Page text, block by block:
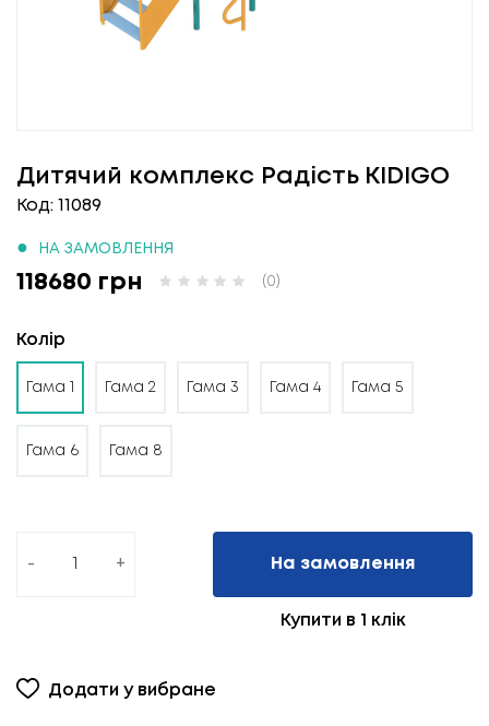
Дитячий комплекс Радість KIDIGO
Код: 11089
● НА ЗАМОВЛЕННЯ
118680 грн (0)
Колір
Гама 1 Гама 2 Гама 3 Гама 4 Гама 5
Гама 6 Гама 8
- + На замовлення
Купити в 1 клік
Додати у вибране